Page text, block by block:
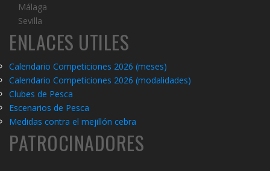
Málaga
Sevilla
ENLACES UTILES
Calendario Competiciones 2026 (meses)
Calendario Competiciones 2026 (modalidades)
Clubes de Pesca
Escenarios de Pesca
Medidas contra el mejillón cebra
PATROCINADORES